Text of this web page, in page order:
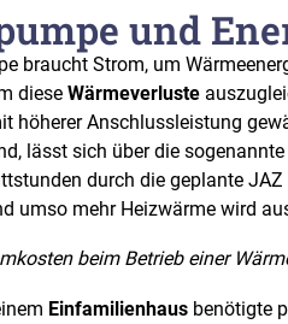
und
braucht Strom, um
diese Wärmeverluste
höherer Anschlussleistung
lässt sich über die sogenannte
durch die geplante
umso mehr Heizwärme wird
beim Betrieb einer
Einfamilienhaus benötigte